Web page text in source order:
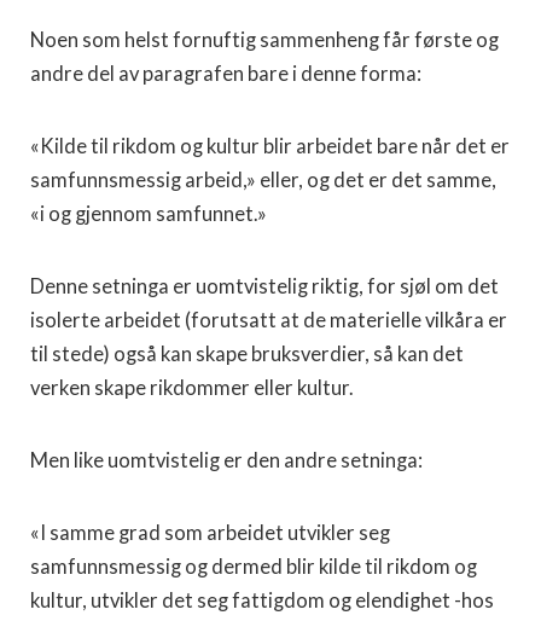
Noen som helst fornuftig sammenheng får første og
andre del av paragrafen bare i denne forma:
«Kilde til rikdom og kultur blir arbeidet bare når det er
samfunnsmessig arbeid,» eller, og det er det samme,
«i og gjennom samfunnet.»
Denne setninga er uomtvistelig riktig, for sjøl om det
isolerte arbeidet (forutsatt at de materielle vilkåra er
til stede) også kan skape bruksverdier, så kan det
verken skape rikdommer eller kultur.
Men like uomtvistelig er den andre setninga:
«I samme grad som arbeidet utvikler seg
samfunnsmessig og dermed blir kilde til rikdom og
kultur, utvikler det seg fattigdom og elendighet -hos